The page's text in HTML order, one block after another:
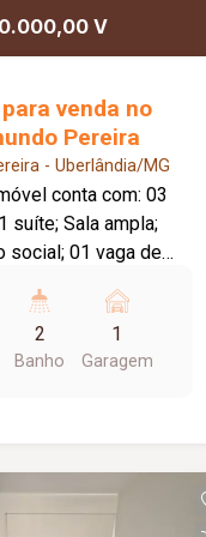
V
venda no
Pereira
- Uberlândia/MG
suíte; Sala ampla;
social; 01 vaga de
Playground; Salão
ótima iluminação
2
Banho
1
Garagem